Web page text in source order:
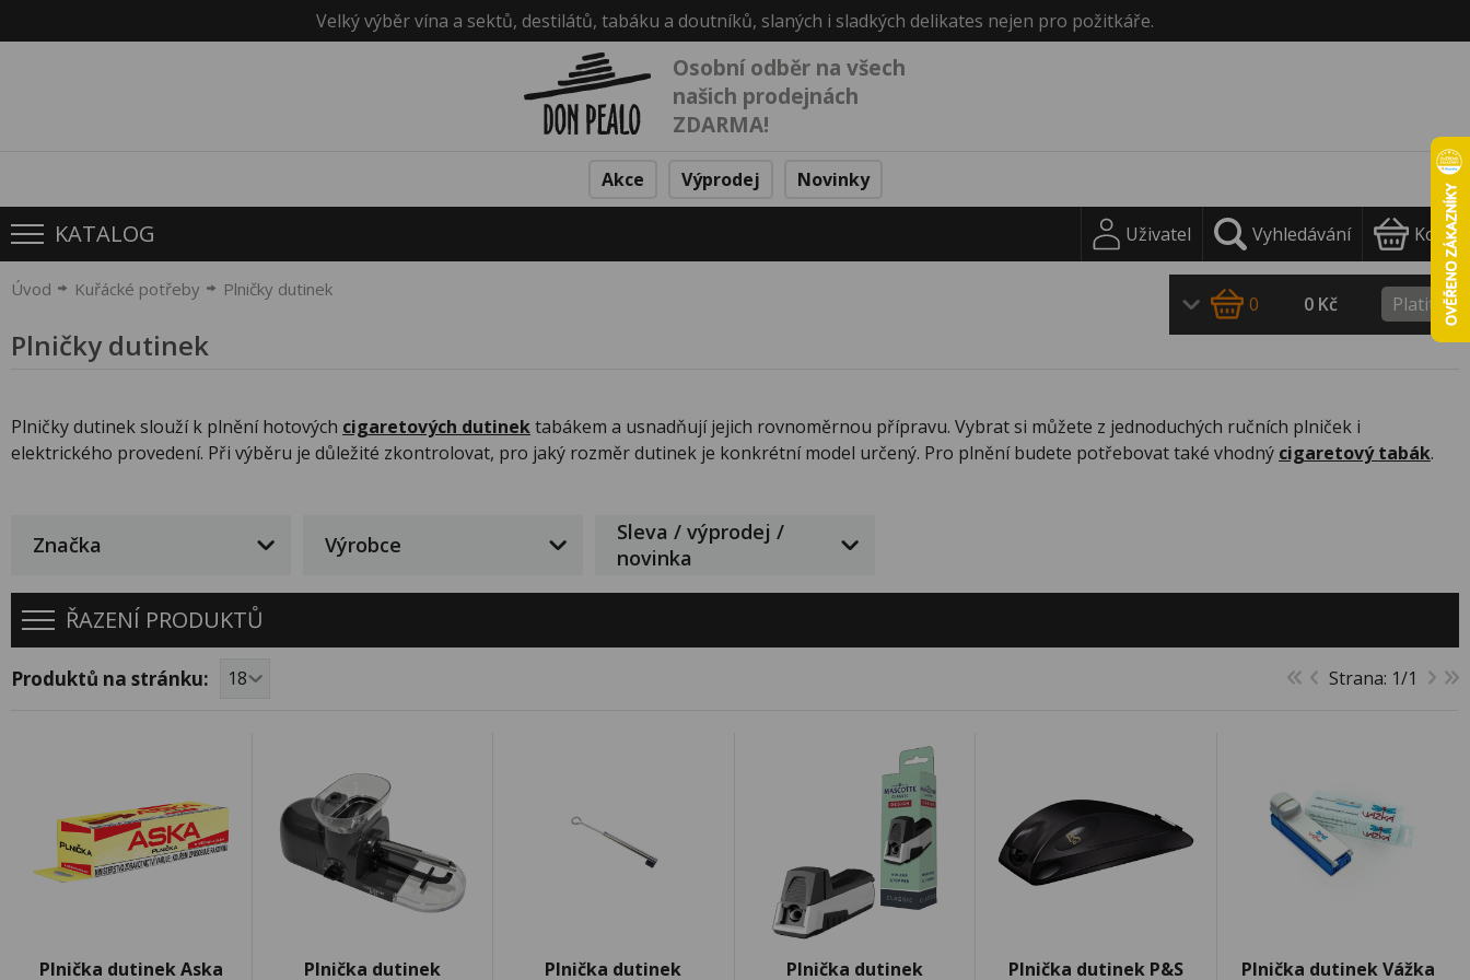
Velký výběr vína a sektů, destilátů, tabáku a doutníků, slaných i sladkých delikates nejen pro požitkáře.
Osobní odběr na všech
našich prodejnách
ZDARMA!
Akce Výprodej Novinky
KATALOG Uživatel Vyhledávání Košík
Úvod Kuřácké potřeby Plničky dutinek
Plničky dutinek
Plničky dutinek slouží k plnění hotových cigaretových dutinektabákem a usnadňují jejich rovnoměrnou přípravu. Vybrat si můžete z jednoduchých ručních plniček i
elektrického provedení. Při výběru je důležité zkontrolovat, pro jaký rozměr dutinek je konkrétní model určený. Pro plnění budete potřebovat také vhodný cigaretovýtabák.
Značka Výrobce
Sleva / výprodej /
novinka
ŘAZENÍ PRODUKTŮ
Produktů na stránku: Strana: 1/1
Plnička dutinek Aska
Plnička dutinek
Plnička dutinek
Plnička dutinek
Plnička dutinek P&S
Plnička dutinek Vážka
0 0 Kč Platit